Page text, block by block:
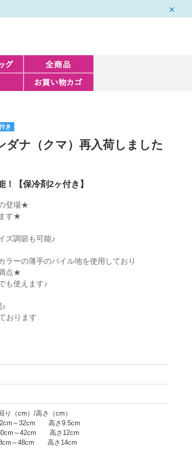
き
ダナ（クマ）再入荷しました
【保冷剤2ヶ付き】
登場★
す★
ズ調節も可能♪
ラーの薄手のパイル地を使用しており
点★
も使えます♪
おります
り（cm）/高さ（cm）
～32cm 高さ9.5cm
～42cm 高さ12cm
～48cm 高さ14cm